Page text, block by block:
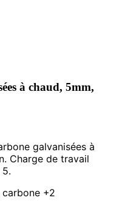
à chaud, 5mm,
galvanisées à
Charge de travail
+2